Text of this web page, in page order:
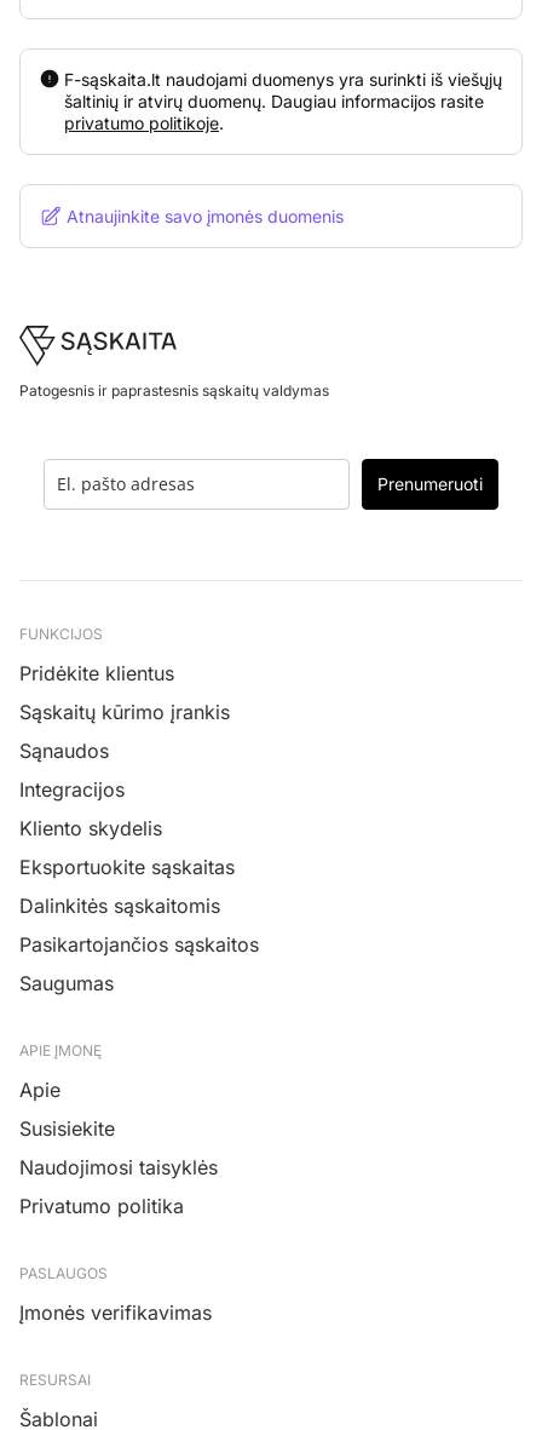
F-sąskaita.lt naudojami duomenys yra surinkti iš viešųjų
šaltinių ir atvirų duomenų. Daugiau informacijos rasite
privatumo politikoje.
Atnaujinkite savo įmonės duomenis
Footer
Patogesnis ir paprastesnis sąskaitų valdymas
Prenumeruoti
FUNKCIJOS
Pridėkite klientus
Sąskaitų kūrimo įrankis
Sąnaudos
Integracijos
Kliento skydelis
Eksportuokite sąskaitas
Dalinkitės sąskaitomis
Pasikartojančios sąskaitos
Saugumas
APIE ĮMONĘ
Apie
Susisiekite
Naudojimosi taisyklės
Privatumo politika
PASLAUGOS
Įmonės verifikavimas
RESURSAI
Šablonai